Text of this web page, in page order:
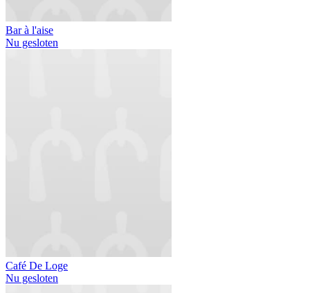
Bar à l'aise
Nu gesloten
Café De Loge
Nu gesloten